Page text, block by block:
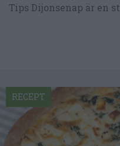
Tips Dijonsenap är en
RECEPT